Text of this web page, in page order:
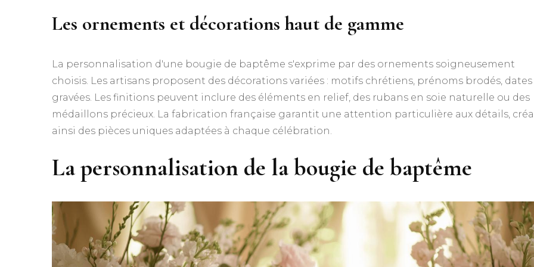
Les ornements et décorations haut de gamme
La personnalisation d'une bougie de baptême s'exprime par des ornements soigneusement
choisis. Les artisans proposent des décorations variées : motifs chrétiens, prénoms brodés, dates
gravées. Les finitions peuvent inclure des éléments en relief, des rubans en soie naturelle ou des
médaillons précieux. La fabrication française garantit une attention particulière aux détails,
ainsi des pièces uniques adaptées à chaque célébration.
La personnalisation de la bougie de baptême